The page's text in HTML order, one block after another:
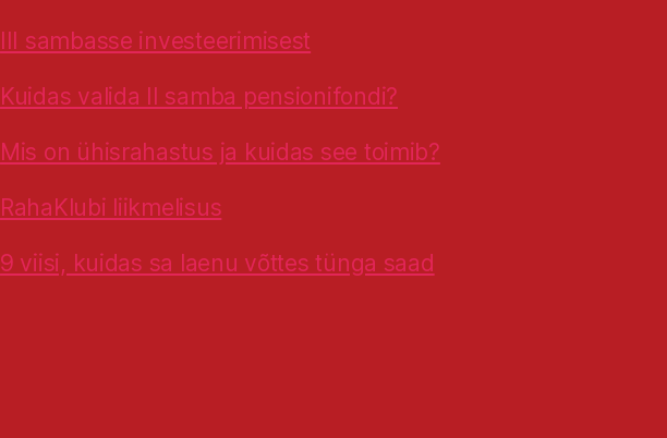
III sambasse investeerimisest
Kuidas valida II samba pensionifondi?
Mis on ühisrahastus ja kuidas see toimib?
RahaKlubi liikmelisus
9 viisi, kuidas sa laenu võttes tünga saad